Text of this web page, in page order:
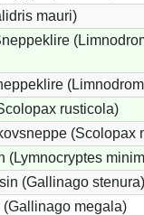
mauri)
rusticola)
(Scolopax
(Lymnocryptes
(Gallinago stenura)
megala)